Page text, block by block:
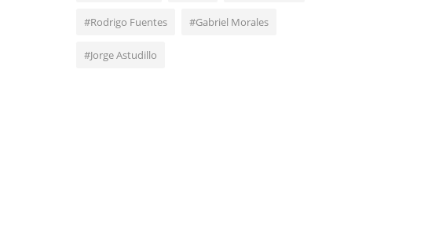
#Rodrigo Fuentes #Gabriel Morales
#Jorge Astudillo